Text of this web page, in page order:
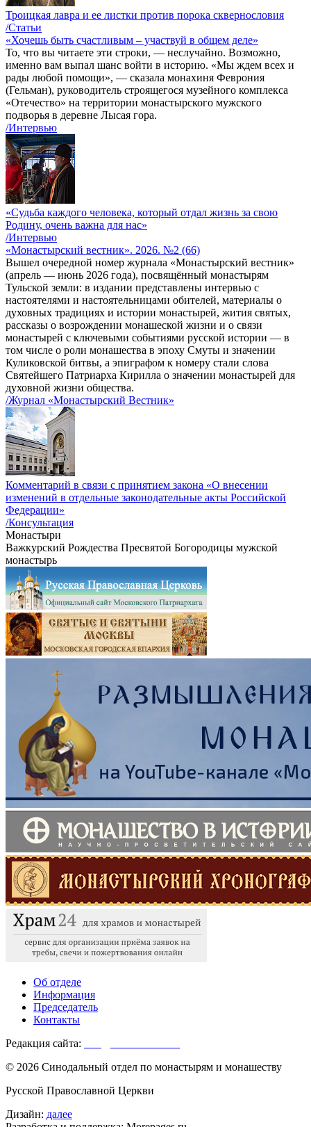
Троицкая лавра и ее листки против порока сквернословия
/Статьи
«Хочешь быть счастливым – участвуй в общем деле»
То, что вы читаете эти строки, — неслучайно. Возможно,
именно вам выпал шанс войти в историю. «Мы ждем всех и
рады любой помощи», — сказала монахиня Феврония
(Гельман), руководитель строящегося музейного комплекса
«Отечество» на территории монастырского мужского
подворья в деревне Лысая гора.
/Интервью
«Судьба каждого человека, который отдал жизнь за свою
Родину, очень важна для нас»
/Интервью
«Монастырский вестник». 2026. №2 (66)
Вышел очередной номер журнала «Монастырский вестник»
(апрель — июнь 2026 года), посвящённый монастырям
Тульской земли: в издании представлены интервью с
настоятелями и настоятельницами обителей, материалы о
духовных традициях и истории монастырей, жития святых,
рассказы о возрождении монашеской жизни и о связи
монастырей с ключевыми событиями русской истории — в
том числе о роли монашества в эпоху Смуты и значении
Куликовской битвы, а эпиграфом к номеру стали слова
Святейшего Патриарха Кирилла о значении монастырей для
духовной жизни общества.
/Журнал «Монастырский Вестник»
Комментарий в связи с принятием закона «О внесении
изменений в отдельные законодательные акты Российской
Федерации»
/Консультация
Монастыри
Важкурский Рождества Пресвятой Богородицы мужской
монастырь
Об отделе
Информация
Председатель
Контакты
Редакция сайта:
© 2026 Синодальный отдел по монастырям и монашеству
Русской Православной Церкви
Дизайн: далее